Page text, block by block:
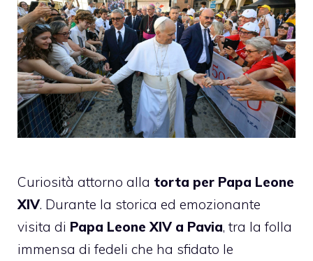
Curiosità attorno alla torta per Papa Leone
XIV. Durante la storica ed emozionante
visita di Papa Leone XIV a Pavia, tra la folla
immensa di fedeli che ha sfidato le